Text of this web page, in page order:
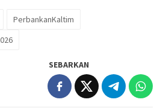
PerbankanKaltim
SEBARKAN